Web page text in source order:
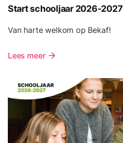
Start schooljaar 2026-2027
Van harte welkom op Bekaf!
Lees meer arrow_forward